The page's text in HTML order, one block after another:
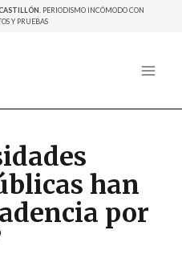
PERIODISMO INCÓMODO CON
Y PRUEBAS
han
por